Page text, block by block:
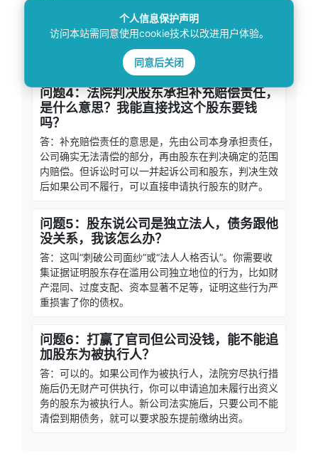
答：需要担责。公司减资必须依法通知已知债权人，未
通知的构成违法减资，实质是变相抽逃出资，损害了债
权人利益，股东应在减资范围内对公司不能清偿的债务
承担补充赔偿责任。
问题4：法院判决股东承担补充赔偿责任，
是什么意思？我能直接找这个股东要钱
吗？
答：补充赔偿责任的意思是，先由公司本身承担责任，
公司确实无法清偿的部分，再由股东在判决确定的范围
内赔偿。但诉讼时可以一并起诉公司和股东，判决生效
后如果公司不履行，可以直接申请执行股东的财产。
问题5：股东说公司是独立法人，债务跟他
没关系，我该怎么办？
答：这叫“刺破公司面纱”或“法人人格否认”。你需要收
集证据证明股东存在滥用公司独立地位的行为，比如财
产混同、过度支配、资本显著不足等，证明这些行为严
重损害了你的债权。
问题6：打赢了官司但公司没钱，能不能追
加股东为被执行人？
答：可以的。如果公司作为被执行人，法院穷尽执行措
施后仍无财产可供执行，你可以申请追加未履行出资义
务的股东为被执行人。新公司法实施后，只要公司不能
清偿到期债务，就可以要求股东提前缴纳出资。
个人信息保护声明
访问本站需同意使用cookie技术以改进用户体验。
同意后关闭